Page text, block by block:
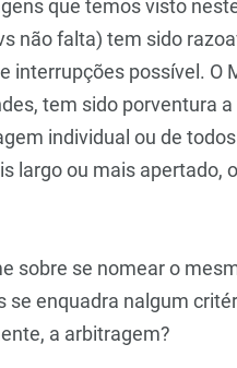
que temos visto
não falta) tem sido
interrupções possível. O
tem sido porventura
individual ou de
largo ou mais apertado,
sobre se nomear o
se enquadra nalgum
a arbitragem?